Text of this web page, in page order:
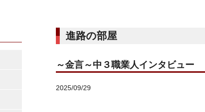
進路の部屋
～金言～中３職業人インタビュー
2025/09/29